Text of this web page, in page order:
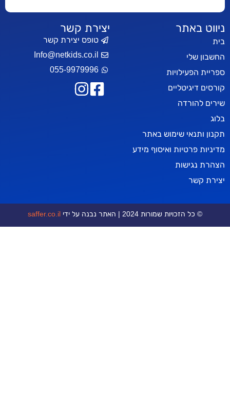
שימוש באתר
ואיסוף מידע
יצירת קשר
טופס יצירת קשר
Info@netkids.co.il
055-9979996
שמורות 2024 | האתר נבנה על ידי saffer.co.il